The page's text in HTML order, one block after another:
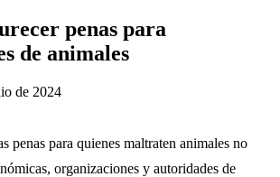
penas para
de animales
de 2024
penas para quienes maltraten animales no
organizaciones y autoridades de